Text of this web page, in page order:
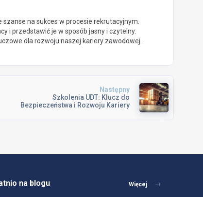
na sukces w procesie rekrutacyjnym.
i przedstawić je w sposób jasny i czytelny.
dla rozwoju naszej kariery zawodowej.
Następny
Szkolenia UDT: Klucz do
Bezpieczeństwa i Rozwoju Kariery
na blogu Więcej